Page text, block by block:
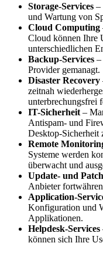
Storage-Services –
und Wartung von
Cloud Computing
Cloud können Ihre
unterschiedlichen
Backup-Services –
Provider gemanagt.
Disaster Recovery
zeitnah
unterbrechungsfrei
IT-Sicherheit –
Antispam- und
Desktop-Sicherheit
Remote
Systeme werden
überwacht und
Update- und
Anbieter
Application-
Konfiguration und
Applikationen.
Helpdesk-Services
können sich Ihre